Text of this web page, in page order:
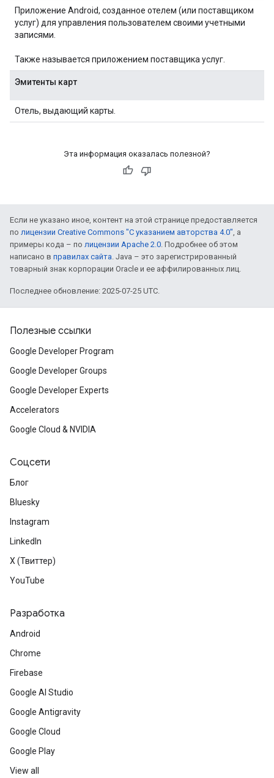
Приложение Android, созданное отелем (или поставщиком
услуг) для управления пользователем своими учетными
записями.
Также называется приложением поставщика услуг.
Эмитенты карт
Отель, выдающий карты.
Эта информация оказалась полезной?
Если не указано иное, контент на этой странице предоставляется
по лицензии Creative Commons "С указанием авторства 4.0", а
примеры кода – по лицензии Apache 2.0. Подробнее об этом
написано в правилах сайта. Java – это зарегистрированный
товарный знак корпорации Oracle и ее аффилированных лиц.
Последнее обновление: 2025-07-25 UTC.
Полезные ссылки
Google Developer Program
Google Developer Groups
Google Developer Experts
Accelerators
Google Cloud & NVIDIA
Соцсети
Блог
Bluesky
Instagram
LinkedIn
X (Твиттер)
YouTube
Разработка
Android
Chrome
Firebase
Google AI Studio
Google Antigravity
Google Cloud
Google Play
View all